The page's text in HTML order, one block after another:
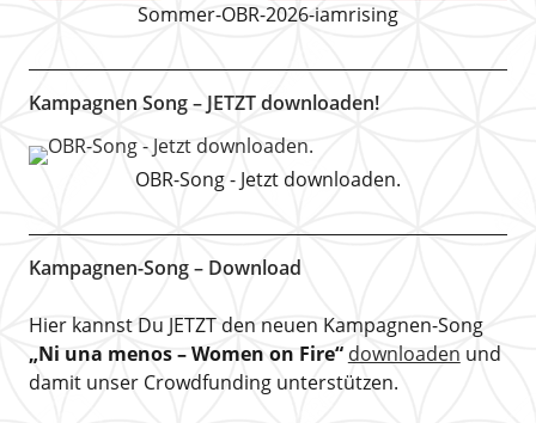
Sommer-OBR-2026-iamrising
Kampagnen Song – JETZT downloaden!
OBR-Song - Jetzt downloaden.
Kampagnen-Song – Download
Hier kannst Du JETZT den neuen Kampagnen-Song
„Ni una menos – Women on Fire“ downloaden und
damit unser Crowdfunding unterstützen.